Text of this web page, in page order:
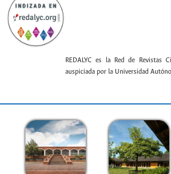
REDALYC es la Red de Revistas
auspiciada por la Universidad